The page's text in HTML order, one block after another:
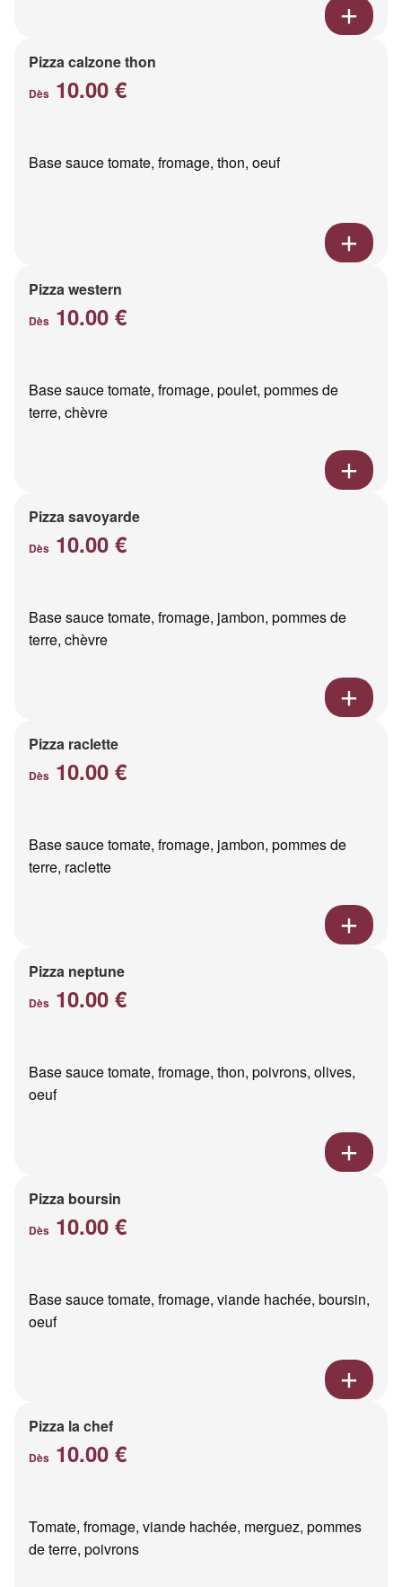
Pizza calzone thon
Dès 10.00 €
Base sauce tomate, fromage, thon, oeuf
Pizza western
Dès 10.00 €
Base sauce tomate, fromage, poulet, pommes de
terre, chèvre
Pizza savoyarde
Dès 10.00 €
Base sauce tomate, fromage, jambon, pommes de
terre, chèvre
Pizza raclette
Dès 10.00 €
Base sauce tomate, fromage, jambon, pommes de
terre, raclette
Pizza neptune
Dès 10.00 €
Base sauce tomate, fromage, thon, poivrons, olives,
oeuf
Pizza boursin
Dès 10.00 €
Base sauce tomate, fromage, viande hachée, boursin,
oeuf
Pizza la chef
Dès 10.00 €
Tomate, fromage, viande hachée, merguez, pommes
de terre, poivrons